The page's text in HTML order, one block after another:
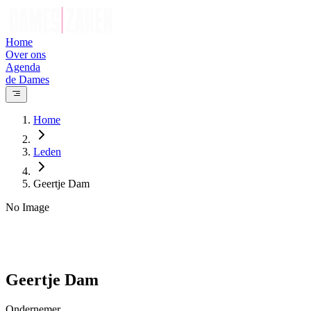
Home
Over ons
Agenda
de Dames
Home
Leden
Geertje Dam
No Image
Geertje Dam